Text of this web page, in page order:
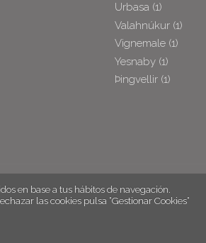
Urbasa (1)
Valahnúkur (1)
Vignemale (1)
Yesnaby (1)
Þingvellir (1)
en base a tus hábitos de navegación.
las cookies pulsa “Gestionar Cookies“